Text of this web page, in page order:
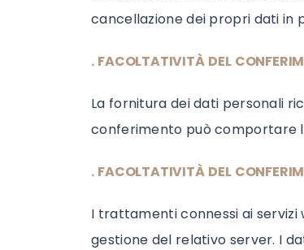
cancellazione dei propri dati in
. FACOLTATIVITÀ DEL
La fornitura dei dati personali
conferimento può comportare
. FACOLTATIVITÀ DEL
I trattamenti connessi ai servizi
gestione del relativo server. I